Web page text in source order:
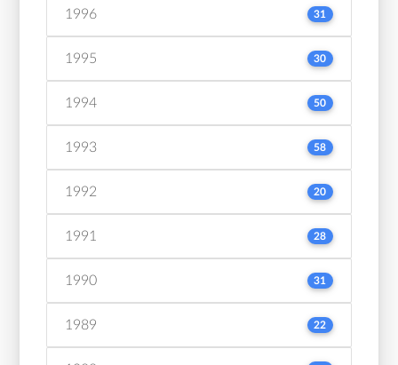
1996 31
1995 30
1994 50
1993 58
1992 20
1991 28
1990 31
1989 22